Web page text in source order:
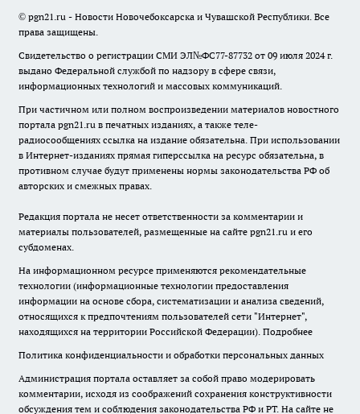
© pgn21.ru - Новости Новочебоксарска и Чувашской Республики. Все
права защищены.
Свидетельство о регистрации СМИ ЭЛ№ФС77-87732 от 09 июля 2024 г.
выдано Федеральной службой по надзору в сфере связи,
информационных технологий и массовых коммуникаций.
При частичном или полном воспроизведении материалов новостного
портала pgn21.ru в печатных изданиях, а также теле-
радиосообщениях ссылка на издание обязательна. При использовании
в Интернет-изданиях прямая гиперссылка на ресурс обязательна, в
противном случае будут применены нормы законодательства РФ об
авторских и смежных правах.
Редакция портала не несет ответственности за комментарии и
материалы пользователей, размещенные на сайте pgn21.ru и его
субдоменах.
На информационном ресурсе применяются рекомендательные
технологии (информационные технологии предоставления
информации на основе сбора, систематизации и анализа сведений,
относящихся к предпочтениям пользователей сети "Интернет",
находящихся на территории Российской Федерации). Подробнее
Политика конфиденциальности и обработки персональных данных
Администрация портала оставляет за собой право модерировать
комментарии, исходя из соображений сохранения конструктивности
обсуждения тем и соблюдения законодательства РФ и РТ. На сайте не